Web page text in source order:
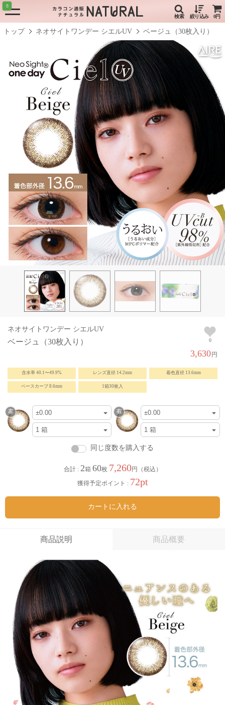
検索 絞り込み 0円
8
トップ ネオサイトワンデー シエルUV ベージュ（30枚入り）
0
ネオサイトワンデー シエルUV
ベージュ（30枚入り）
3,630円
含水率 40.1〜49.9% レンズ直径 14.2mm 着色直径 13.6mm
ベースカーブ 8.6mm 1箱30枚入
同じ度数を購入する
合計 : 2箱 60枚 7,260円（税込）
獲得予定ポイント : 72pt
カートに入れる
商品説明 商品概要